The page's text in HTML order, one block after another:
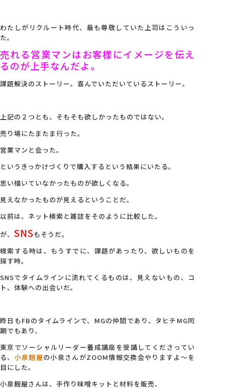
わたしがリクルート時代、最も尊敬していた上司はこういっ
た。
売れる営業マンはお客様にイメージを伝え
るのが上手なんだよ。
課題解決のストーリー。喜んでいただいているストーリー。
上記の２つとも、そもそも欲しかったものではない。
売り場にたまたま行った。
営業マンと会った。
というきっかけづくりで購入するという結果にいたる。
思い描いていなかったものが欲しくなる。
見えなかったものが見えるということだ。
以前は、ネット検索と雑誌をそのように比較した。
が、 SNSもそうだ。
検索する時は、もうすでに、課題があったり、欲しいものを
探す時。
SNSでタイムラインに流れてくるものは、見えないもの、コ
ト、体験への出会いだ。
昨日もFBのタイムラインで、MGの仲間であり、タヒチMG同
期でもあり、
東京でソーシャルリーダー養成講座を受講してくださってい
る、 小泉麹屋の小泉さんがZOOM情報交換会やりますよ～を
目にした。
小泉麹屋さんは、手作り味噌キットと材料を販売、